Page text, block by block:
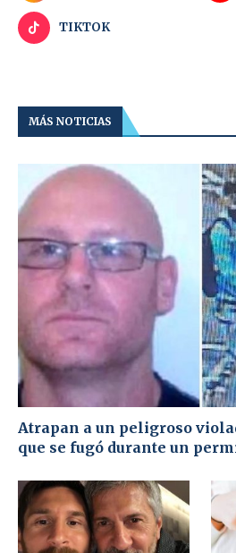
TIKTOK
MÁS NOTICIAS
Atrapan a un peligroso
que se fugó durante un